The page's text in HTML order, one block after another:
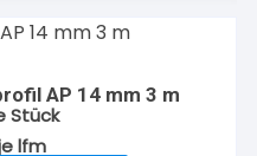
AP 14 mm 3 m
Stück
lfm